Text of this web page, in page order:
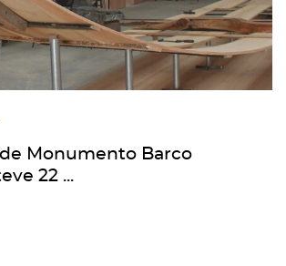
Monumento Barco
22 ...